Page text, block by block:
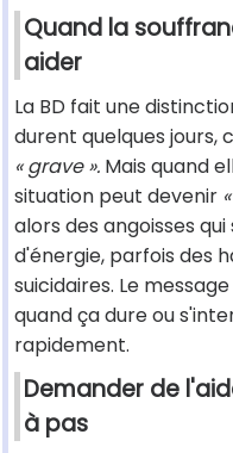
Quand la
aider
La BD fait une
durent quelques jours,
« grave ». Mais quand
situation peut devenir
alors des angoisses
d'énergie, parfois des
suicidaires. Le
quand ça dure ou
rapidement.
Demander de
à pas